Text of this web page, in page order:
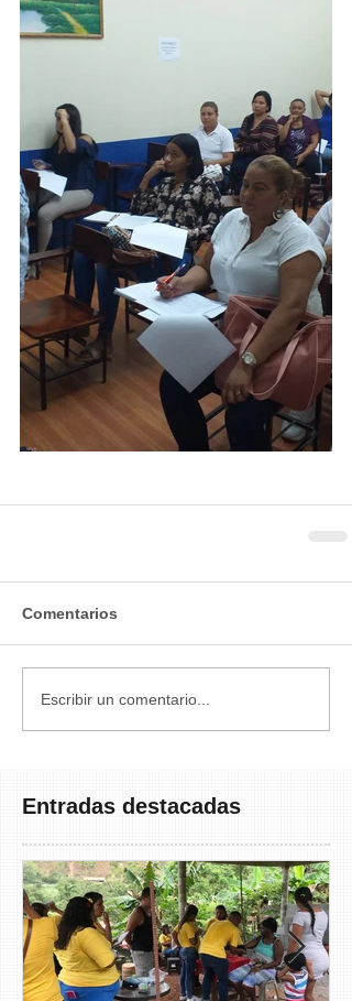
Comentarios
Escribir un comentario...
Entradas destacadas